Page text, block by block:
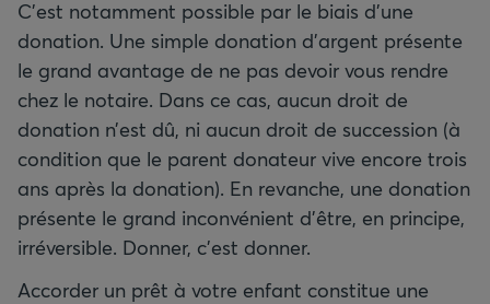
C’est notamment possible par le biais d’une
donation. Une simple donation d’argent présente
le grand avantage de ne pas devoir vous rendre
chez le notaire. Dans ce cas, aucun droit de
donation n’est dû, ni aucun droit de succession (à
condition que le parent donateur vive encore trois
ans après la donation). En revanche, une donation
présente le grand inconvénient d'être, en principe,
irréversible. Donner, c'est donner.
Accorder un prêt à votre enfant constitue une